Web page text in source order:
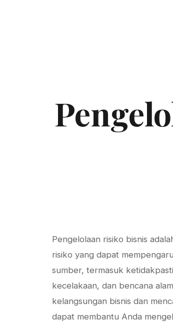
Pengelolaan risiko bisnis
risiko yang dapat
sumber, termasuk
kecelakaan, dan bencana
kelangsungan bisnis dan
dapat membantu Anda